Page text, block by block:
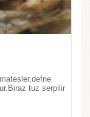
tuz serpilir